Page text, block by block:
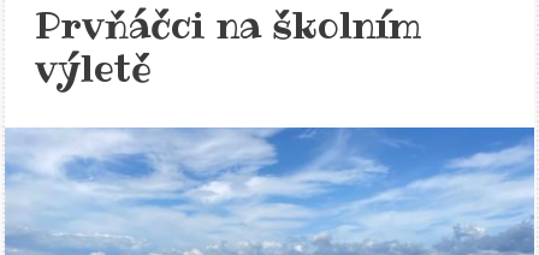
Prvňáčci na školním
výletě